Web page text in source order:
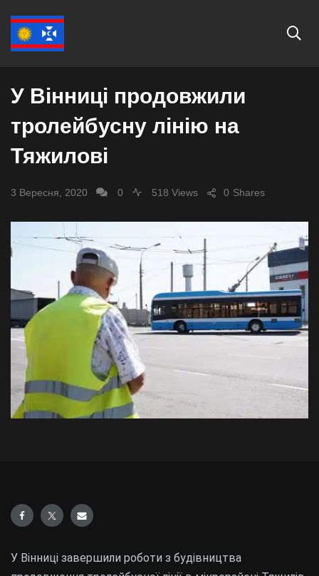
ВІННИЦЯ
У Вінниці продовжили
тролейбусну лінію на
Тяжилові
3 Вересня, 2020 0 518 Views Shares
0
У Вінниці завершили роботи з будівництва